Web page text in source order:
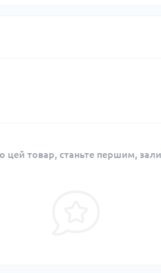
цей товар, станьте першим,